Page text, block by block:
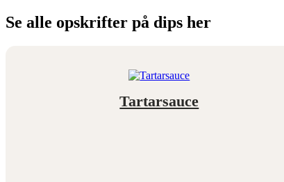
Se alle opskrifter på dips her
Tartarsauce